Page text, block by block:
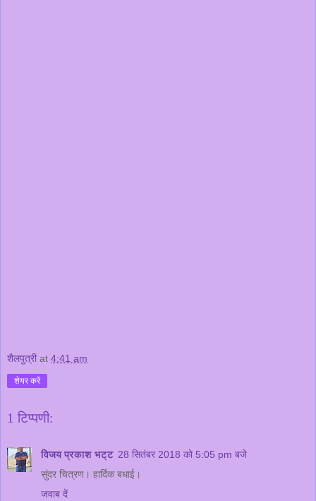
शैलपुत्री at 4:41 am
शेयर करें
1 टिप्पणी:
विजय प्रकाश भट्ट 28 सितंबर 2018 को 5:05 pm बजे
सुंदर चित्रण। हार्दिक बधाई।
जवाब दें